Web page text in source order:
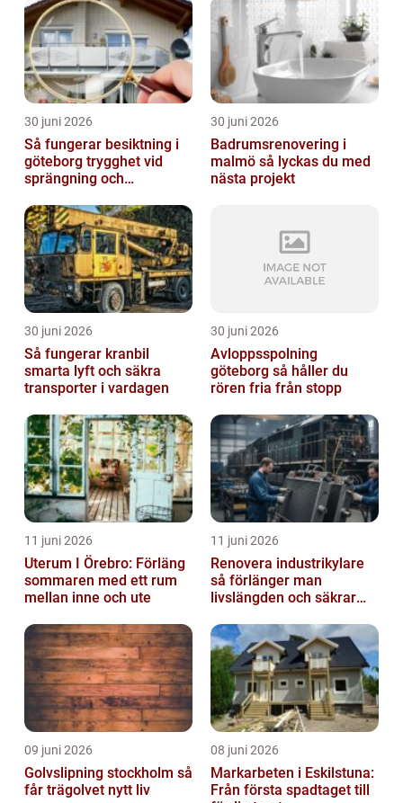
30 juni 2026
Så fungerar besiktning i
göteborg trygghet vid
sprängning och
30 juni 2026
Badrumsrenovering i
malmö så lyckas du med
nästa projekt
30 juni 2026
Så fungerar kranbil
smarta lyft och säkra
transporter i vardagen
30 juni 2026
Avloppsspolning
göteborg så håller du
rören fria från stopp
11 juni 2026
Uterum I Örebro: Förläng
sommaren med ett rum
mellan inne och ute
11 juni 2026
Renovera industrikylare
så förlänger man
livslängden och säkrar
09 juni 2026
Golvslipning stockholm så
får trägolvet nytt liv
08 juni 2026
Markarbeten i Eskilstuna:
Från första spadtaget till